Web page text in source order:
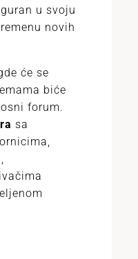
u svoju
novih
će se
biće
forum.
sa